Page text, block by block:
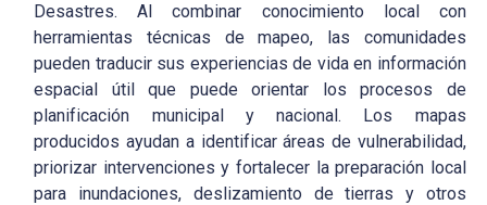
Desastres. Al combinar conocimiento local con
herramientas técnicas de mapeo, las comunidades
pueden traducir sus experiencias de vida en información
espacial útil que puede orientar los procesos de
planificación municipal y nacional. Los mapas
producidos ayudan a identificar áreas de vulnerabilidad,
priorizar intervenciones y fortalecer la preparación local
para inundaciones, deslizamiento de tierras y otros